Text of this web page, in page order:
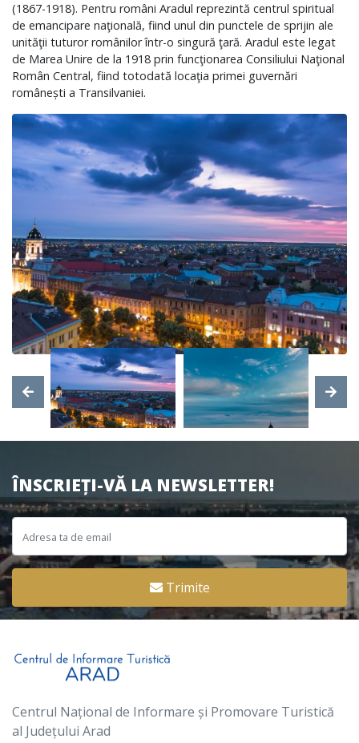
(1867-1918). Pentru români Aradul reprezintă centrul spiritual
de emancipare naţională, fiind unul din punctele de sprijin ale
unităţii tuturor românilor într-o singură ţară. Aradul este legat
de Marea Unire de la 1918 prin funcţionarea Consiliului Naţional
Român Central, fiind totodată locaţia primei guvernări
românești a Transilvaniei.
ÎNSCRIEȚI-VĂ LA NEWSLETTER!
Trimite
Centrul Național de Informare și Promovare Turistică
al Județului Arad